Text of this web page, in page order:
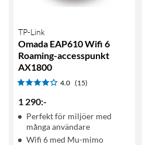
TP-Link
Omada EAP610 Wifi 6
Roaming-accesspunkt
AX1800
4.0 (15)
1 290:-
Perfekt för miljöer med
många användare
Wifi 6 med Mu-mimo